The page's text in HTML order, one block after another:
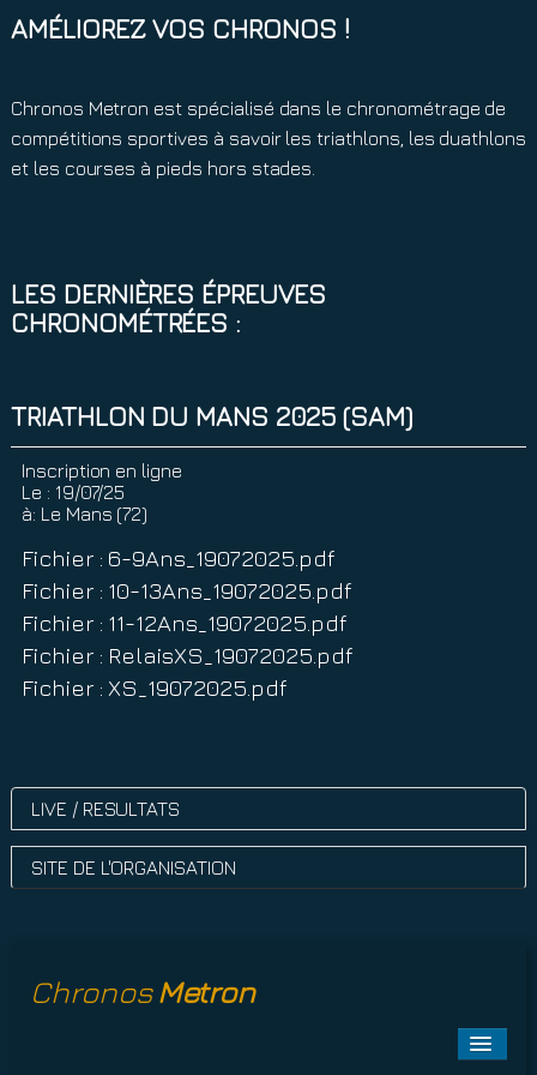
AMÉLIOREZ VOS CHRONOS !
Chronos Metron est spécialisé dans le chronométrage de
compétitions sportives à savoir les triathlons, les duathlons
et les courses à pieds hors stades.
LES DERNIÈRES ÉPREUVES
CHRONOMÉTRÉES :
TRIATHLON DU MANS 2025 (SAM)
Inscription en ligne
Le : 19/07/25
à: Le Mans (72)
Fichier : 6-9Ans_19072025.pdf
Fichier : 10-13Ans_19072025.pdf
Fichier : 11-12Ans_19072025.pdf
Fichier : RelaisXS_19072025.pdf
Fichier : XS_19072025.pdf
LIVE / RESULTATS
SITE DE L'ORGANISATION
Chronos Metron
Toggle